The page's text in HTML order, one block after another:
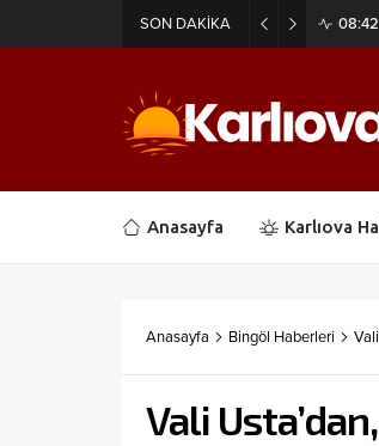
SON DAKİKA 08:38
Anasayfa Karlıova
Anasayfa Bingöl Haberleri
Vali